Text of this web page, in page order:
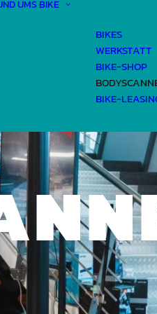
UMS BIKE
BIKES
WERKSTATT
BIKE-SHOP
BIKE-